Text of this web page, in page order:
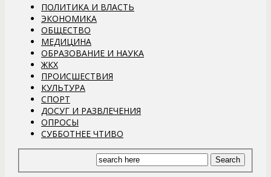
ПОЛИТИКА И ВЛАСТЬ
ЭКОНОМИКА
ОБЩЕСТВО
МЕДИЦИНА
ОБРАЗОВАНИЕ И НАУКА
ЖКХ
ПРОИСШЕСТВИЯ
КУЛЬТУРА
СПОРТ
ДОСУГ И РАЗВЛЕЧЕНИЯ
ОПРОСЫ
СУББОТНЕЕ ЧТИВО